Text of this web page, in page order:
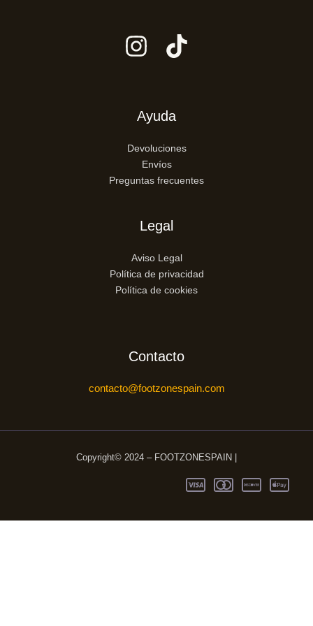
Ayuda
Devoluciones
Envíos
Preguntas frecuentes
Legal
Aviso Legal
Política de privacidad
Política de cookies
Contacto
contacto@footzonespain.com
Copyright© 2024 – FOOTZONESPAIN |